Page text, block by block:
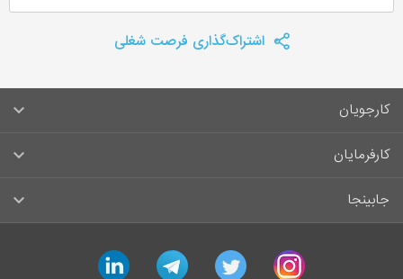
اشتراک‌گذاری فرصت شغلی
کارجویان
سوالات متداول کارجویان
لیست مشاغل
آگهی‌های استخدام
کارفرمایان
راهنمای ثبت آگهی استخدام
قوانین و مقررات کارفرمایان
جابینجا
instagram
twitter
telegram
linkedin